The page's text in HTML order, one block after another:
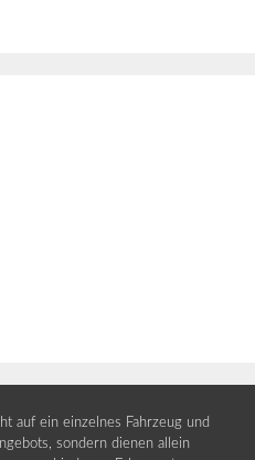
auf ein einzelnes Fahrzeug und
sondern dienen allein